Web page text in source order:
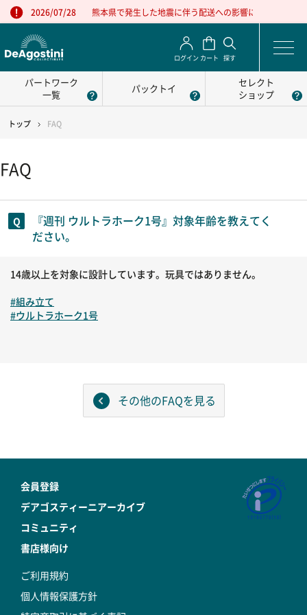
2026/07/28 熊本県で発生した地震に伴う配送への影響について
ログイン カート 探す
パートワーク
一覧
パックトイ
セレクト
ショップ
トップ FAQ
FAQ
『週刊 ウルトラホーク1号』対象年齢を教えてく
ださい。
14歳以上を対象に設計しています。玩具ではありません。
#組み立て
#ウルトラホーク1号
その他のFAQを見る
会員登録
デアゴスティーニアーカイブ
コミュニティ
書店様向け
ご利用規約
個人情報保護方針